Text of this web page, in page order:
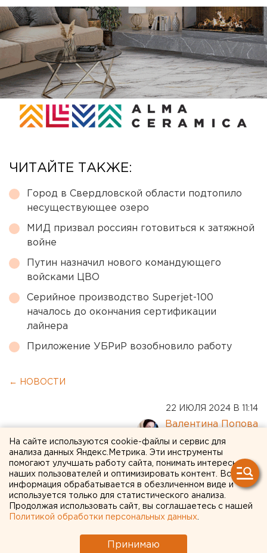
ЧИТАЙТЕ ТАКЖЕ:
Город в Свердловской области подтопило
несуществующее озеро
МИД призвал россиян готовиться к затяжной
войне
Путин назначил нового командующего
войсками ЦВО
Серийное производство Superjet-100
началось до окончания сертификации
лайнера
Приложение УБРиР возобновило работу
← НОВОСТИ
22 ИЮЛЯ 2024 В 11:14
Валентина Попова
Рекламный форум в
Екатеринбурге продлится
неделю
На сайте используются cookie-файлы и сервис для
анализа данных Яндекс.Метрика. Эти инструменты
помогают улучшать работу сайта, понимать интересы
наших пользователей и оптимизировать контент. Вся
информация обрабатывается в обезличенном виде и
используется только для статистического анализа.
Продолжая использовать сайт, вы соглашаетесь с нашей
Политикой обработки персональных данных
Принимаю